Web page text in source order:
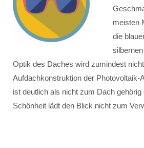
meisten
die
Optik des Daches wird zumindest
Aufdachkonstruktion der Photovoltaik-
ist deutlich als nicht zum Dach gehörig
Schönheit lädt den Blick nicht zum